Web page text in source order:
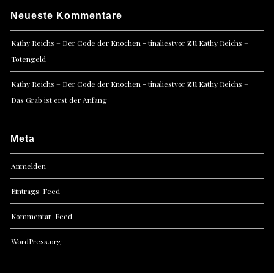
Neueste Kommentare
Kathy Reichs – Der Code der Knochen - tinaliestvorzu Kathy Reichs –
Totengeld
Kathy Reichs – Der Code der Knochen - tinaliestvorzu Kathy Reichs –
Das Grab ist erst der Anfang
Meta
Anmelden
Eintrags-Feed
Kommentar-Feed
WordPress.org